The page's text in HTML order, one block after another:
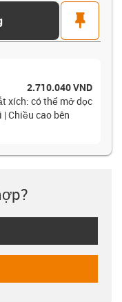
pin
2.710.040 VND
xích: có thể mở dọc
Chiều cao bên